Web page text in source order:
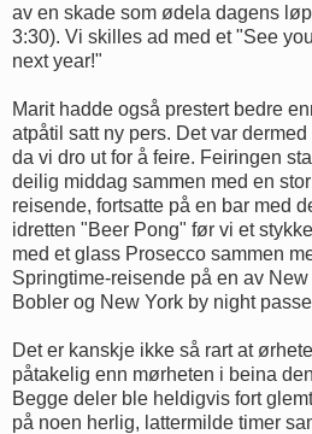
av en skade som ødela dagens
3:30). Vi skilles ad med et "See
next year!"
Marit hadde også prestert bedre
atpåtil satt ny pers. Det var
da vi dro ut for å feire. Feiringen
deilig middag sammen med en
reisende, fortsatte på en bar med
idretten "Beer Pong" før vi et
med et glass Prosecco sammen
Springtime-reisende på en av
Bobler og New York by night
Det er kanskje ikke så rart at
påtakelig enn mørheten i beina
Begge deler ble heldigvis fort
på noen herlig, lattermilde timer